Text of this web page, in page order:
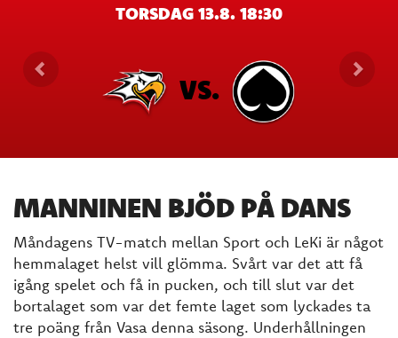
TORSDAG 13.8. 18:30
VS.
MANNINEN BJÖD PÅ DANS
Måndagens TV-match mellan Sport och LeKi är något
hemmalaget helst vill glömma. Svårt var det att få
igång spelet och få in pucken, och till slut var det
bortalaget som var det femte laget som lyckades ta
tre poäng från Vasa denna säsong. Underhållningen